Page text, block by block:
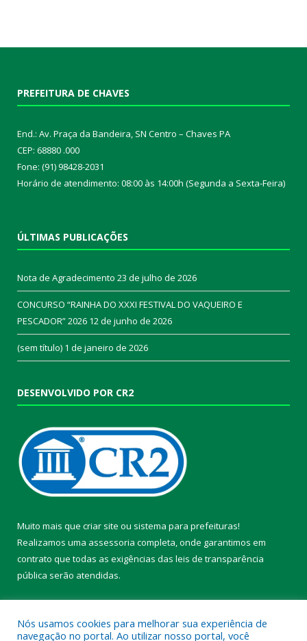
PREFEITURA DE CHAVES
End.: Av. Praça da Bandeira, SN Centro – Chaves PA
CEP: 68880 .000
Fone: (91) 98428-2031
Horário de atendimento: 08:00 às 14:00h (Segunda a Sexta-Feira)
ÚLTIMAS PUBLICAÇÕES
Nota de Agradecimento 23 de julho de 2026
CONCURSO “RAINHA DO XXXI FESTIVAL DO VAQUEIRO E
PESCADOR” 2026 12 de junho de 2026
(sem título) 1 de janeiro de 2026
DESENVOLVIDO POR CR2
Muito mais que criar site ou sistema para prefeituras!
Realizamos uma assessoria completa, onde garantimos em
contrato que todas as exigências das leis de transparência
pública serão atendidas.
Nós usamos cookies para melhorar sua experiência de
navegação no portal. Ao utilizar nosso portal, você